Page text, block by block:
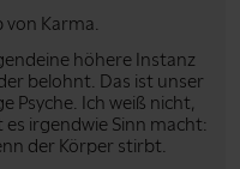
von Karma.
höhere Instanz
belohnt. Das ist unser
Psyche. Ich weiß nicht,
irgendwie Sinn macht:
der Körper stirbt.